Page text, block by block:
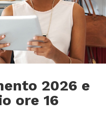
2026 e
ore 16